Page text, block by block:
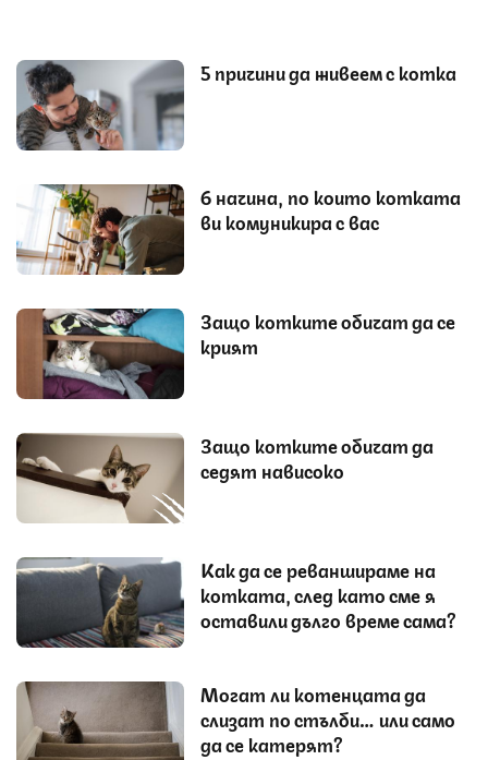
5 причини да живеем с котка
6 начина, по които котката
ви комуникира с вас
Защо котките обичат да се
крият
Защо котките обичат да
седят нависоко
Как да се реваншираме на
котката, след като сме я
оставили дълго време сама?
Могат ли котенцата да
слизат по стълби… или само
да се катерят?